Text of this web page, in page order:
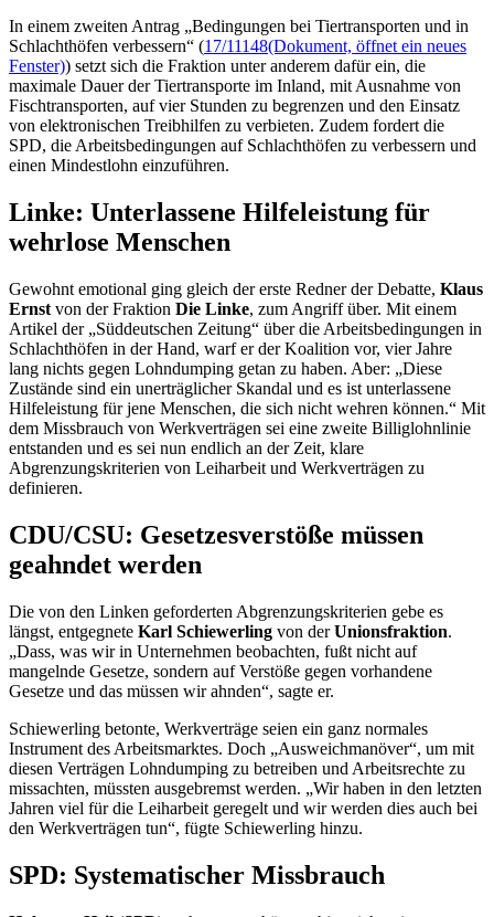
In einem zweiten Antrag „Bedingungen bei Tiertransporten und in
Schlachthöfen verbessern“ (17/11148(Dokument, öffnet ein neues
Fenster)) setzt sich die Fraktion unter anderem dafür ein, die
maximale Dauer der Tiertransporte im Inland, mit Ausnahme von
Fischtransporten, auf vier Stunden zu begrenzen und den Einsatz
von elektronischen Treibhilfen zu verbieten. Zudem fordert die
SPD, die Arbeitsbedingungen auf Schlachthöfen zu verbessern und
einen Mindestlohn einzuführen.
Linke: Unterlassene Hilfeleistung für
wehrlose Menschen
Gewohnt emotional ging gleich der erste Redner der Debatte, Klaus
Ernst von der Fraktion Die Linke, zum Angriff über. Mit einem
Artikel der „Süddeutschen Zeitung“ über die Arbeitsbedingungen in
Schlachthöfen in der Hand, warf er der Koalition vor, vier Jahre
lang nichts gegen Lohndumping getan zu haben. Aber: „Diese
Zustände sind ein unerträglicher Skandal und es ist unterlassene
Hilfeleistung für jene Menschen, die sich nicht wehren können.“ Mit
dem Missbrauch von Werkverträgen sei eine zweite Billiglohnlinie
entstanden und es sei nun endlich an der Zeit, klare
Abgrenzungskriterien von Leiharbeit und Werkverträgen zu
definieren.
CDU/CSU: Gesetzesverstöße müssen
geahndet werden
Die von den Linken geforderten Abgrenzungskriterien gebe es
längst, entgegnete Karl Schiewerling von derUnionsfraktion.
„Dass, was wir in Unternehmen beobachten, fußt nicht auf
mangelnde Gesetze, sondern auf Verstöße gegen vorhandene
Gesetze und das müssen wir ahnden“, sagte er.
Schiewerling betonte, Werkverträge seien ein ganz normales
Instrument des Arbeitsmarktes. Doch „Ausweichmanöver“, um mit
diesen Verträgen Lohndumping zu betreiben und Arbeitsrechte zu
missachten, müssten ausgebremst werden. „Wir haben in den letzten
Jahren viel für die Leiharbeit geregelt und wir werden dies auch bei
den Werkverträgen tun“, fügte Schiewerling hinzu.
SPD: Systematischer Missbrauch